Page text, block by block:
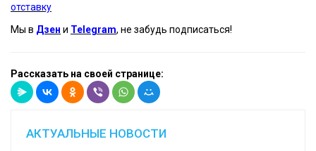
отставку
Мы в Дзен и Telegram, не забудь подписаться!
Рассказать на своей странице:
АКТУАЛЬНЫЕ НОВОСТИ